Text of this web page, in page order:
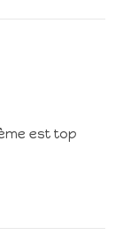
est top